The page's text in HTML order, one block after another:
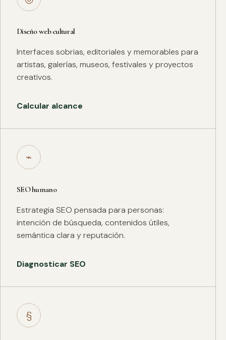
Diseño web cultural
Interfaces sobrias, editoriales y memorables para
artistas, galerías, museos, festivales y proyectos
creativos.
Calcular alcance
⌁
SEO humano
Estrategia SEO pensada para personas:
intención de búsqueda, contenidos útiles,
semántica clara y reputación.
Diagnosticar SEO
§